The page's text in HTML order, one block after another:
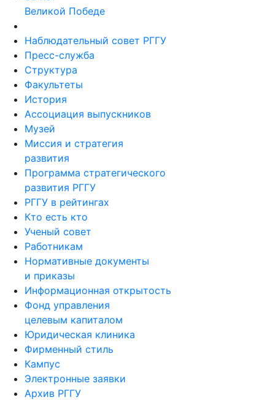
Великой Победе
Наблюдательный совет РГГУ
Пресс-служба
Структура
Факультеты
История
Ассоциация выпускников
Музей
Миссия и стратегия
развития
Программа стратегического
развития РГГУ
РГГУ в рейтингах
Кто есть кто
Ученый совет
Работникам
Нормативные документы
и приказы
Информационная открытость
Фонд управления
целевым капиталом
Юридическая клиника
Фирменный стиль
Кампус
Электронные заявки
Архив РГГУ